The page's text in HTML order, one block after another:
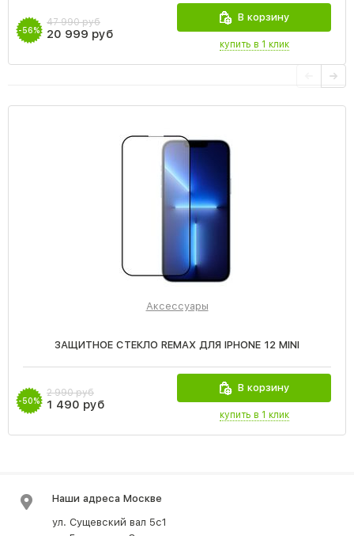
-56%
47 990 руб
20 999 руб
В корзину
купить в 1 клик
Аксессуары
ЗАЩИТНОЕ СТЕКЛО REMAX ДЛЯ IPHONE 12 MINI
-50%
2 990 руб
1 490 руб
В корзину
купить в 1 клик
Наши адреса Москве
ул. Сущевский вал 5с1